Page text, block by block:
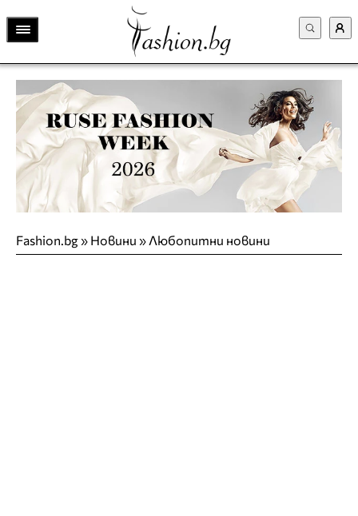
Fashion.bg» Новини » Любопитни новини